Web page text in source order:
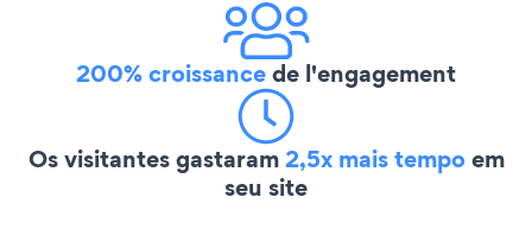
200% croissancede l'engagement
Os visitantes gastaram2,5x mais tempoem
seu site